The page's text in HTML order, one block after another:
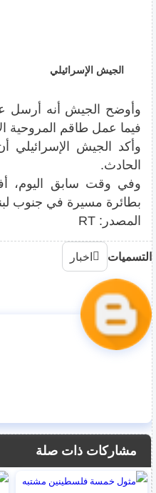
الجيش الإسرائيلي
وأوضح الجيش أنه أرسل
فيما عمل طاقم المروحية
وأكد الجيش الإسرائيلي
الحادث.
وفي وقت سابق اليوم،
بطائرة مسيرة في جنوب
المصدر: RT
التسميات اخبار
مشاركات ذات صلة